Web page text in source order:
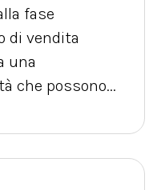
fase
di vendita
una
che possono...